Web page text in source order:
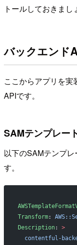
トールしておきまし
バックエンド
ここからアプリを
APIです。
SAMテンプレー
以下のSAMテンプ
す。
Transform:
Description: >
contentful-